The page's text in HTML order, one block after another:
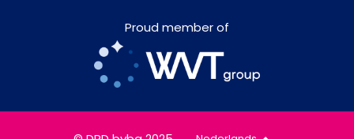
Proud member of